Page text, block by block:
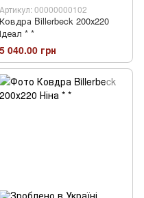
Артикул: 00000000102
Ковдра Billerbeck 200х220
Ідеал * *
5 040.00 грн